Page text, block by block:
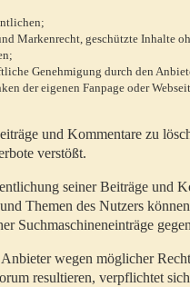
Markenrecht, geschützte Inhalte
Genehmigung durch den
der eigenen Fanpage oder
und Kommentare zu
verstößt.
seiner Beiträge und
Themen des Nutzers
Suchmaschineneinträge
wegen möglicher
resultieren, verpflichtet